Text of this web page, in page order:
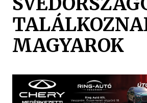
MAGYAROK